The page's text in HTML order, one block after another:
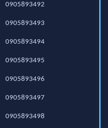
0905893492
0905893493
0905893494
0905893495
0905893496
0905893497
0905893498